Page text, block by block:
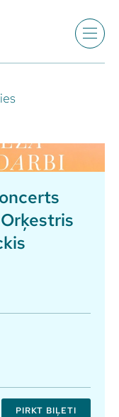
PIRKT BIĻETI